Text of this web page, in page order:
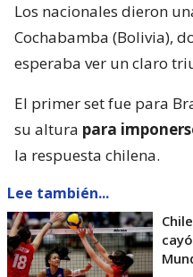
Los nacionales dieron
Cochabamba (Bolivia),
esperaba ver un claro
El primer set fue para
su altura para
la respuesta chilena.
Lee también...